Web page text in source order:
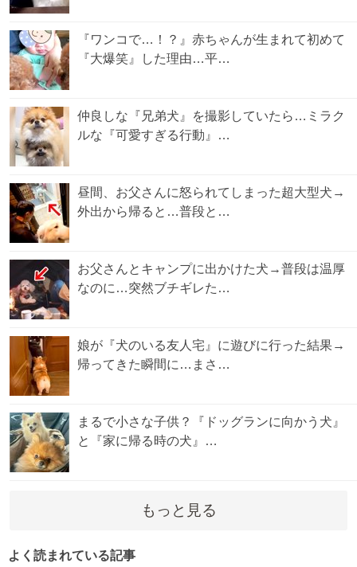
『ワンコで…！？』赤ちゃんが生まれて初めて
『大爆笑』した理由…平…
仲良しな『兄弟犬』を撮影していたら…ミラク
ルな『可愛すぎる行動』…
昼間、お父さんに怒られてしまった超大型犬→
外出から帰ると…普段と…
お父さんとキャンプに出かけた犬→普段は温厚
なのに…突然ブチギレた…
娘が『犬のいる友人宅』に遊びに行った結果→
帰ってきた瞬間に…まさ…
まるで小さな子供？『ドッグランに向かう犬』
と『家に帰る時の犬』…
もっと見る
よく読まれている記事